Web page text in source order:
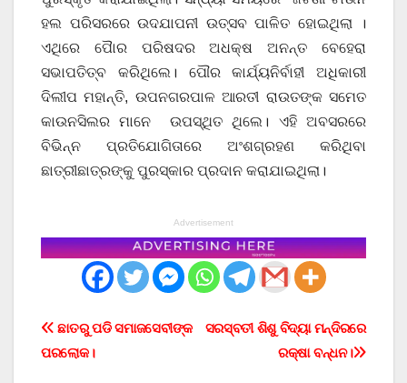
ହଲ ପରିସରରେ ଉଦଯାପନୀ ଉତ୍ସବ ପାଳିତ ହୋଇଥିଲା ।
ଏଥିରେ ପୋୖର ପରିଷଦର ଅଧକ୍ଷ ଅନନ୍ତ ବେହେରା
ସଭାପତିତ୍ବ କରିଥିଲେ। ପୌର କାର୍ଯ୍ୟନିର୍ବାହୀ ଅଧିକାରୀ
ଦିଲୀପ ମହାନ୍ତି, ଉପନଗରପାଳ ଆରତୀ ରାଉତଙ୍କ ସମେତ
କାଉନସିଲର ମାନେ ଉପସ୍ଥିତ ଥିଲେ। ଏହି ଅବସରରେ
ବିଭିନ୍ନ ପ୍ରତିଯୋଗିତାରେ ଅଂଶଗ୍ରହଣ କରିଥିବା
ଛାତ୍ରୀଛାତ୍ରଙ୍କୁ ପୁରସ୍କାର ପ୍ରଦାନ କରାଯାଇଥିଲା।
Advertisement
Post
navigation
ସରସ୍ବତୀ ଶିଶୁ ବିଦ୍ୟା ମନ୍ଦିରରେ
ରକ୍ଷା ବନ୍ଧନ।
ଛାତରୁ ପଡି ସମାଜସେବୀଙ୍କ
ପରଲୋକ।